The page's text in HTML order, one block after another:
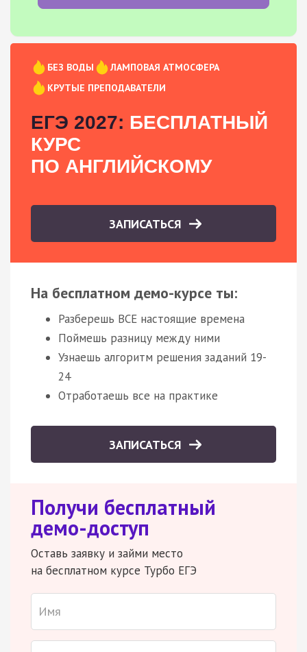
БЕЗ ВОДЫ
ЛАМПОВАЯ АТМОСФЕРА
КРУТЫЕ ПРЕПОДАВАТЕЛИ
ЕГЭ 2027: БЕСПЛАТНЫЙ
КУРС
ПО АНГЛИЙСКОМУ
ЗАПИСАТЬСЯ
На бесплатном демо-курсе ты:
Разберешь ВСЕ настоящие времена
Поймешь разницу между ними
Узнаешь алгоритм решения заданий 19-
24
Отработаешь все на практике
ЗАПИСАТЬСЯ
Получи бесплатный
демо-доступ
Оставь заявку и займи место
на бесплатном курсе Турбо ЕГЭ